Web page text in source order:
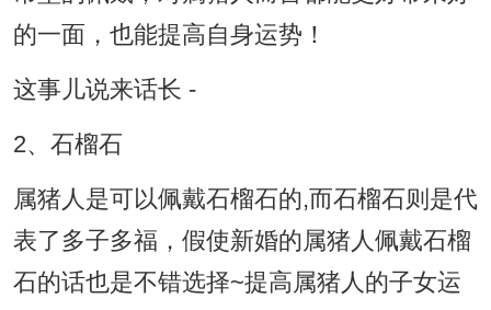
的一面，也能提高自身运势！
这事儿说来话长 -
2、石榴石
属猪人是可以佩戴石榴石的,而石榴石则是代
表了多子多福，假使新婚的属猪人佩戴石榴
石的话也是不错选择~提高属猪人的子女运